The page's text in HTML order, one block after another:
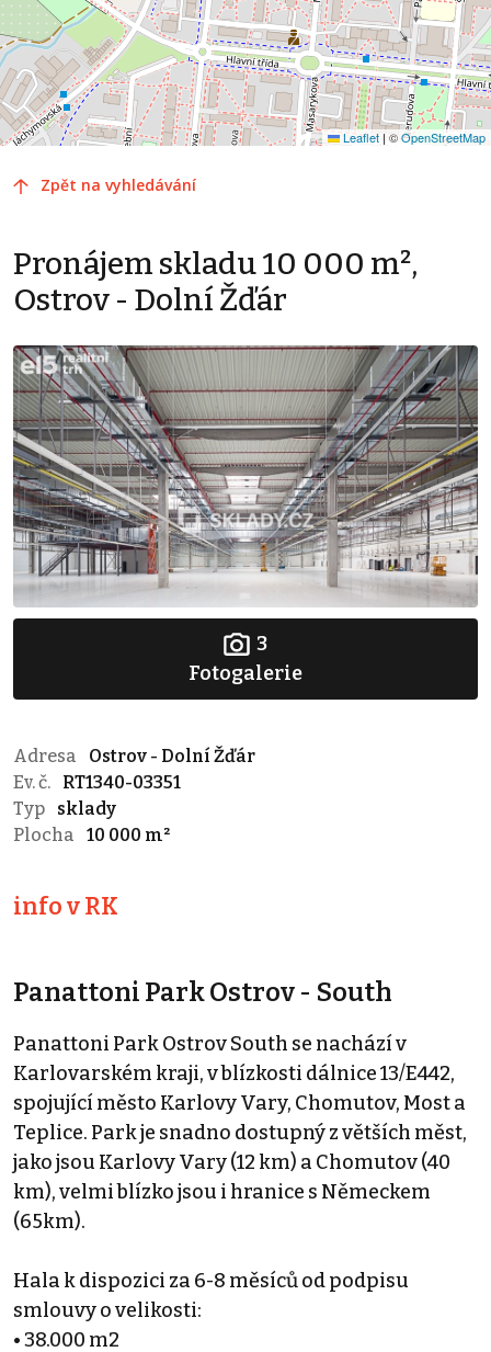
Leaflet | ©OpenStreetMap
Zpět na vyhledávání
Pronájem skladu 10 000 m²,
Ostrov - Dolní Žďár
3
Fotogalerie
Adresa
Ostrov - Dolní Žďár
Ev. č.
RT1340-03351
Typ
sklady
Plocha
10 000 m²
info v RK
Panattoni Park Ostrov - South
Panattoni Park Ostrov South se nachází v
Karlovarském kraji, v blízkosti dálnice 13/E442,
spojující město Karlovy Vary, Chomutov, Most a
Teplice. Park je snadno dostupný z větších měst,
jako jsou Karlovy Vary (12 km) a Chomutov (40
km), velmi blízko jsou i hranice s Německem
(65km).
Hala k dispozici za 6-8 měsíců od podpisu
smlouvy o velikosti:
• 38.000 m2